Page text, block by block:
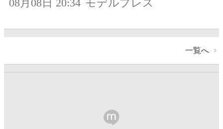
08月08日 20:34 モデルプレス
一覧へ